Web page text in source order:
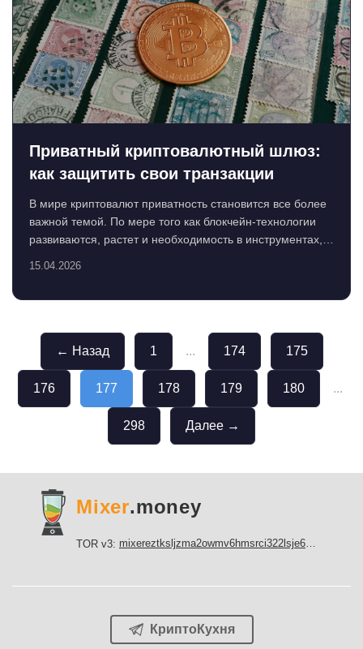
Приватный криптовалютный шлюз:
как защитить свои транзакции
В мире криптовалют приватность становится все более
важной темой. По мере того как блокчейн-технологии
развиваются, растет и необходимость в инструментах,
15.04.2026
← Назад 1 ... 174 175
176 177 178 179 180 ...
298 Далее →
Mixer.money
TOR v3: mixereztksljzma2owmv6hmsrci322lsje6m3svicoddk3xbgvhd2fid.onion
КриптоКухня